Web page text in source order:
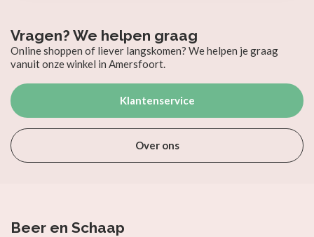
Vragen? We helpen graag
Online shoppen of liever langskomen? We helpen je graag
vanuit onze winkel in Amersfoort.
Klantenservice
Over ons
Beer en Schaap